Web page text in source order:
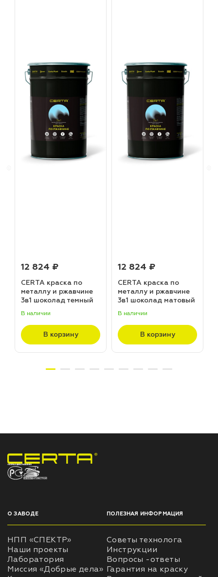
12 824 ₽
CERTA краска по
металлу и ржавчине
3в1 шоколад темный
(20,0кг)
В наличии
В корзину
12 824 ₽
CERTA краска по
металлу и ржавчине
3в1 шоколад матовый
В наличии
В корзину
НПП «СПЕКТР» ЗАВОД ЛАКОКРАСОЧНЫХ МАТЕРИАЛОВ
О ЗАВОДЕ
НПП «СПЕКТР»
Наши проекты
Лаборатория
Миссия «Добрые дела»
ПОЛЕЗНАЯ ИНФОРМАЦИЯ
Советы технолога
Инструкции
Вопросы -ответы
Гарантия на краску